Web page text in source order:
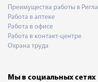
Преимущества работы в Ригла
Работа в аптеке
Работа в офисе
Работа в контакт-центре
Охрана труда
Мы в социальных сетях